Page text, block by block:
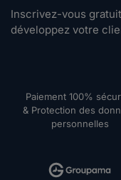
Inscrivez-vous
développez votre
Paiement 100%
& Protection des
personnelles